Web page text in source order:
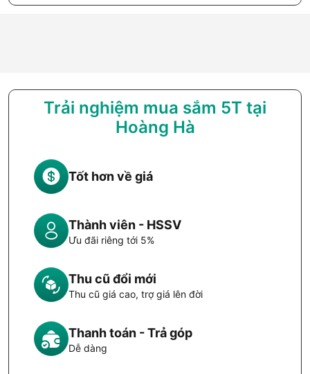
Trải nghiệm mua sắm 5T tại
Hoàng Hà
Tốt hơn về giá
Thành viên - HSSV
Ưu đãi riêng tới 5%
Thu cũ đổi mới
Thu cũ giá cao, trợ giá lên đời
Thanh toán - Trả góp
Dễ dàng